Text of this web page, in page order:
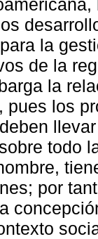
la
de la
la
pues los
todo
por